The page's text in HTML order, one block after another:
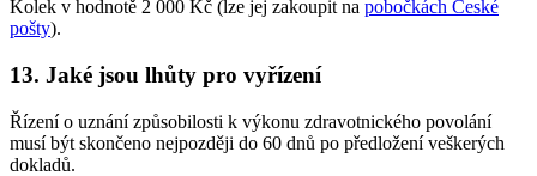
Kolek v hodnotě 2 000 Kč (lze jej zakoupit na pobočkách České
pošty).
13. Jaké jsou lhůty pro vyřízení
Řízení o uznání způsobilosti k výkonu zdravotnického povolání
musí být skončeno nejpozději do 60 dnů po předložení veškerých
dokladů.